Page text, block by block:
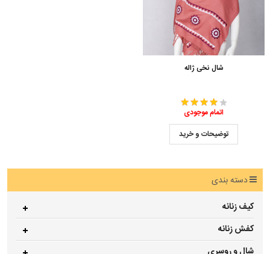
شال نخی ژاله
اتمام موجودی
توضیحات و خرید
دسته بندی
کیف زنانه
کفش زنانه